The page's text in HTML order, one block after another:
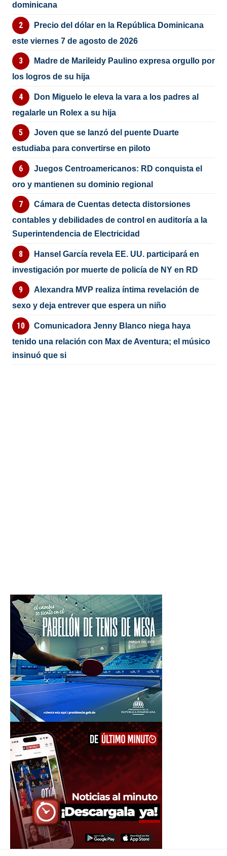
dominicana
Precio del dólar en la República Dominicana
este viernes 7 de agosto de 2026
Madre de Marileidy Paulino expresa orgullo por
los logros de su hija
Don Miguelo le eleva la vara a los padres al
regalarle un Rolex a su hija
Joven que se lanzó del puente Duarte
estudiaba para convertirse en piloto
Juegos Centroamericanos: RD conquista el
oro y mantienen su dominio regional
Cámara de Cuentas detecta distorsiones
contables y debilidades de control en auditoría a la
Superintendencia de Electricidad
Hansel García revela EE. UU. participará en
investigación por muerte de policía de NY en RD
Alexandra MVP realiza íntima revelación de
sexo y deja entrever que espera un niño
Comunicadora Jenny Blanco niega haya
tenido una relación con Max de Aventura; el músico
insinuó que si